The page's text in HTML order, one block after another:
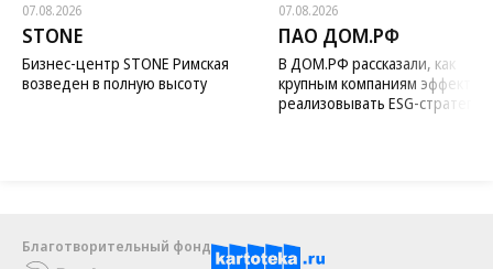
07.08.2026
STONE
Бизнес-центр STONE Римская
возведен в полную высоту
07.08.2026
ПАО ДОМ.РФ
В ДОМ.РФ рассказали, как
крупным компаниям
реализовывать ESG-стратегию
Благотворительный фонд